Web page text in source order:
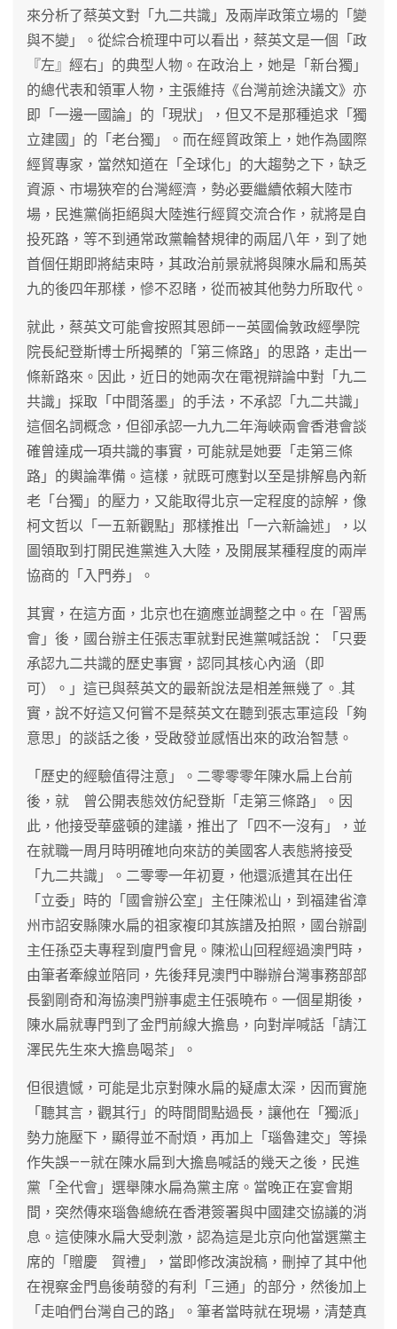
來分析了蔡英文對「九二共識」及兩岸政策立場的「變
與不變」。從綜合梳理中可以看出，蔡英文是一個「政
『左』經右」的典型人物。在政治上，她是「新台獨」
的總代表和領軍人物，主張維持《台灣前途決議文》亦
即「一邊一國論」的「現狀」，但又不是那種追求「獨
立建國」的「老台獨」。而在經貿政策上，她作為國際
經貿專家，當然知道在「全球化」的大趨勢之下，缺乏
資源、市場狹窄的台灣經濟，勢必要繼續依賴大陸市
場，民進黨倘拒絕與大陸進行經貿交流合作，就將是自
投死路，等不到通常政黨輪替規律的兩屆八年，到了她
首個任期即將結束時，其政治前景就將與陳水扁和馬英
九的後四年那樣，慘不忍睹，從而被其他勢力所取代。
就此，蔡英文可能會按照其恩師——英國倫敦政經學院
院長紀登斯博士所揭櫫的「第三條路」的思路，走出一
條新路來。因此，近日的她兩次在電視辯論中對「九二
共識」採取「中間落墨」的手法，不承認「九二共識」
這個名詞概念，但卻承認一九九二年海峽兩會香港會談
確曾達成一項共識的事實，可能就是她要「走第三條
路」的輿論準備。這樣，就既可應對以至是排解島內新
老「台獨」的壓力，又能取得北京一定程度的諒解，像
柯文哲以「一五新觀點」那樣推出「一六新論述」，以
圖領取到打開民進黨進入大陸，及開展某種程度的兩岸
協商的「入門券」。
其實，在這方面，北京也在適應並調整之中。在「習馬
會」後，國台辦主任張志軍就對民進黨喊話說：「只要
承認九二共識的歷史事實，認同其核心內涵（即
可）。」這已與蔡英文的最新說法是相差無幾了。.其
實，說不好這又何嘗不是蔡英文在聽到張志軍這段「夠
意思」的談話之後，受啟發並感悟出來的政治智慧。
「歷史的經驗值得注意」。二零零零年陳水扁上台前
後，就 曾公開表態效仿紀登斯「走第三條路」。因
此，他接受華盛頓的建議，推出了「四不一沒有」，並
在就職一周月時明確地向來訪的美國客人表態將接受
「九二共識」。二零零一年初夏，他還派遣其在出任
「立委」時的「國會辦公室」主任陳淞山，到福建省漳
州市詔安縣陳水扁的祖家複印其族譜及拍照，國台辦副
主任孫亞夫專程到廈門會見。陳淞山回程經過澳門時，
由筆者牽線並陪同，先後拜見澳門中聯辦台灣事務部部
長劉剛奇和海協澳門辦事處主任張曉布。一個星期後，
陳水扁就專門到了金門前線大擔島，向對岸喊話「請江
澤民先生來大擔島喝茶」。
但很遺憾，可能是北京對陳水扁的疑慮太深，因而實施
「聽其言，觀其行」的時間間點過長，讓他在「獨派」
勢力施壓下，顯得並不耐煩，再加上「瑙魯建交」等操
作失誤——就在陳水扁到大擔島喊話的幾天之後，民進
黨「全代會」選舉陳水扁為黨主席。當晚正在宴會期
間，突然傳來瑙魯總統在香港簽署與中國建交協議的消
息。這使陳水扁大受刺激，認為這是北京向他當選黨主
席的「贈慶 賀禮」，當即修改演說稿，刪掉了其中他
在視察金門島後萌發的有利「三通」的部分，然後加上
「走咱們台灣自己的路」。筆者當時就在現場，清楚真